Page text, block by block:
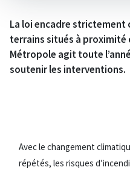
La loi encadre
terrains situés à proximité
Métropole agit toute
soutenir les interventions.
Avec le changement
répétés, les risques